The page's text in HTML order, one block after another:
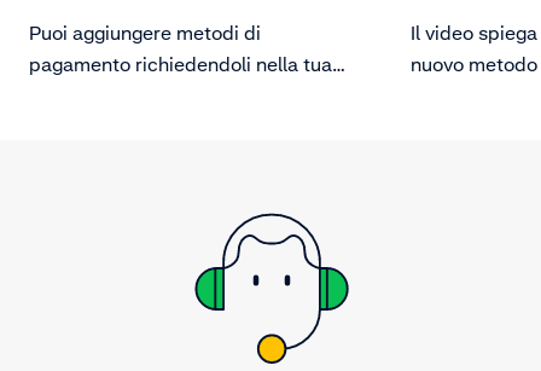
Puoi aggiungere metodi di
pagamento richiedendoli nella tua
Il video
nuovo